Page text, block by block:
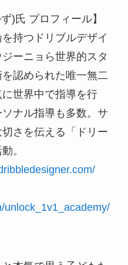
)氏 プロフィール】
持つドリブルデザイ
ーニョら世界的スタ
認められた唯一無二
世界中で指導を行
ナル指導も多数。サ
さを伝える「ドリー
。
unlock_1v1_academy/